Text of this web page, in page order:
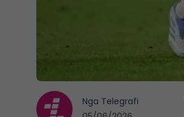
Nga Telegrafi